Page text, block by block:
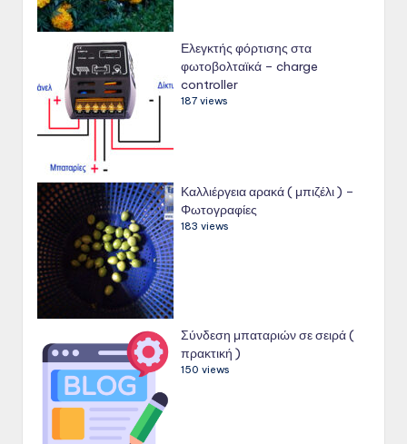
Ελεγκτής φόρτισης στα
φωτοβολταϊκά – charge
controller
187 views
Καλλιέργεια αρακά ( μπιζέλι ) –
Φωτογραφίες
183 views
Σύνδεση μπαταριών σε σειρά (
πρακτική )
150 views